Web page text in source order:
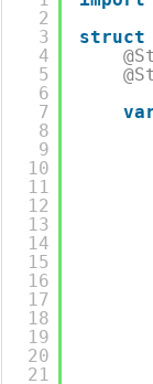
2
3
4
5
6
7
8
9
10
11
12
13
14
15
16
17
18
19
20
21
struct